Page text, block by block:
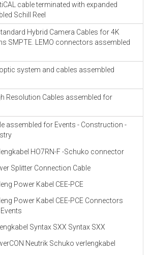
cable terminated with expanded
Schill Reel
Hybrid Camera Cables for 4K
SMPTE. LEMO connectors assembled
system and cables assembled
Resolution Cables assembled for
assembled for Events - Construction -
HO7RN-F -Schuko connector
Splitter Connection Cable
Power Kabel CEE-PCE
Power Kabel CEE-PCE Connectors
Syntax SXX Syntax SXX
Neutrik Schuko verlengkabel